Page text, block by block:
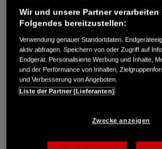
AUTO HARKE GMBH
Randersweide 59-63
21035 Hamburg
+49 40 735 935 0
DETAILS
Wir und unsere Partner verarbeiten
Folgendes bereitzustellen:
Verwendung genauer Standortdaten.
aktiv abfragen. Speichern von oder Zugriff auf
Endgerät. Personalisierte Werbung und Inhalte,
und der Performance von Inhalten,
und Verbesserung von Angeboten.
Liste der Partner (Lieferanten)
Zwecke anzeigen